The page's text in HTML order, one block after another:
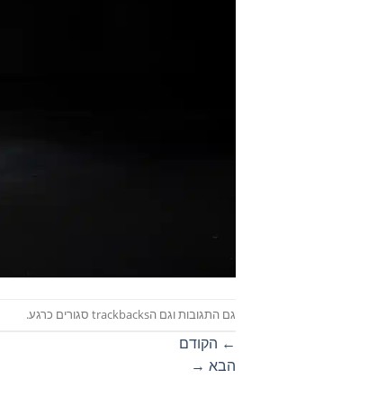
גם התגובות וגם הtrackbacks סגורים כרגע.
← הקודם
הבא →